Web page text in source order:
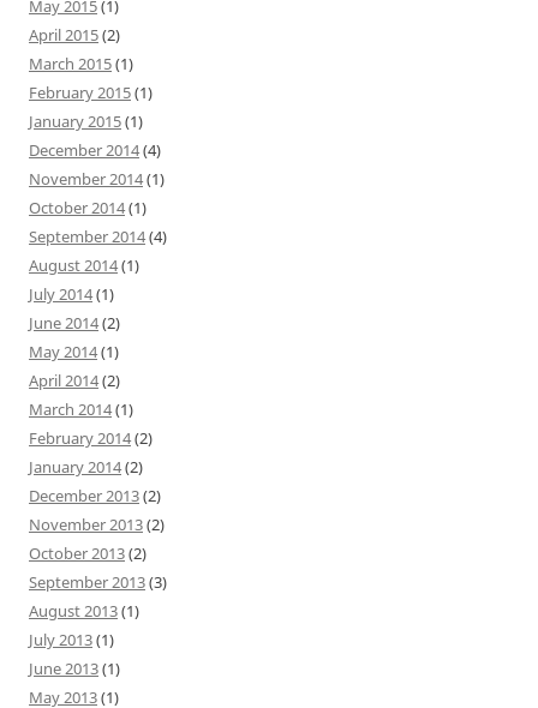
May 2015(1)
April 2015(2)
March 2015(1)
February 2015(1)
January 2015(1)
December 2014(4)
November 2014(1)
October 2014(1)
September 2014(4)
August 2014(1)
July 2014(1)
June 2014(2)
May 2014(1)
April 2014(2)
March 2014(1)
February 2014(2)
January 2014(2)
December 2013(2)
November 2013(2)
October 2013(2)
September 2013(3)
August 2013(1)
July 2013(1)
June 2013(1)
May 2013(1)